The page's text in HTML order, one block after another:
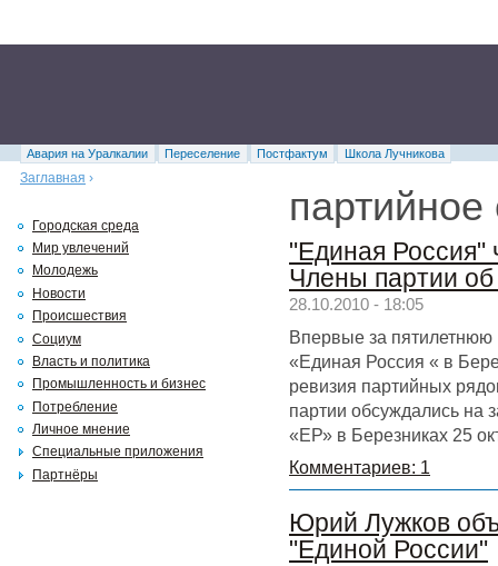
Авария на Уралкалии Переселение Постфактум
Школа Лучникова
Заглавная ›
партийное
"Единая Россия"
Члены партии
28.10.2010 - 18:05
Впервые за пятилетнюю
«Единая Россия « в
ревизия партийных
партии обсуждались на
«ЕР» в Березниках 25
Комментариев: 1
Юрий Лужков
"Единой России"
Городская среда
Мир увлечений
Молодежь
Новости
Происшествия
Социум
Власть и политика
Промышленность и бизнес
Потребление
Личное мнение
Специальные приложения
Партнёры